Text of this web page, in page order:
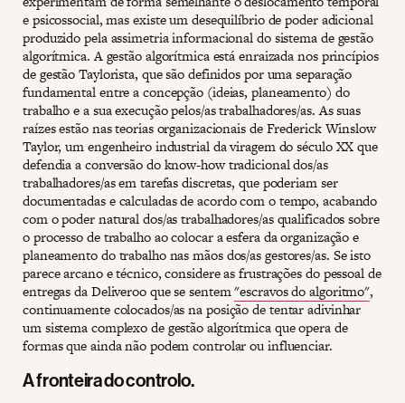
e psicossocial, mas existe um desequilíbrio de poder adicional
produzido pela assimetria informacional do sistema de gestão
algorítmica. A gestão algorítmica está enraizada nos princípios
de gestão Taylorista, que são definidos por uma separação
fundamental entre a concepção (ideias, planeamento) do
trabalho e a sua execução pelos/as trabalhadores/as. As suas
raízes estão nas teorias organizacionais de Frederick Winslow
Taylor, um engenheiro industrial da viragem do século XX que
defendia a conversão do know-how tradicional dos/as
trabalhadores/as em tarefas discretas, que poderiam ser
documentadas e calculadas de acordo com o tempo, acabando
com o poder natural dos/as trabalhadores/as qualificados sobre
o processo de trabalho ao colocar a esfera da organização e
planeamento do trabalho nas mãos dos/as gestores/as. Se isto
parece arcano e técnico, considere as frustrações do pessoal de
entregas da Deliveroo que se sentem"escravos do algoritmo",
continuamente colocados/as na posição de tentar adivinhar
um sistema complexo de gestão algorítmica que opera de
formas que ainda não podem controlar ou influenciar.
A fronteira do controlo.